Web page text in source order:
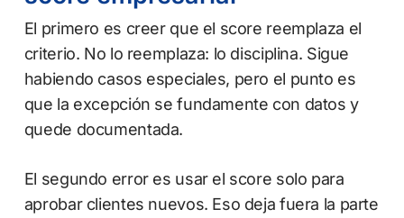
El primero es creer que el score reemplaza el
criterio. No lo reemplaza: lo disciplina. Sigue
habiendo casos especiales, pero el punto es
que la excepción se fundamente con datos y
quede documentada.
El segundo error es usar el score solo para
aprobar clientes nuevos. Eso deja fuera la parte